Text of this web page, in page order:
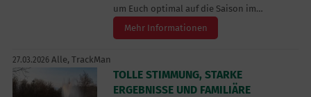
um Euch optimal auf die Saison im…
Mehr Informationen
27.03.2026 Alle, TrackMan
TOLLE STIMMUNG, STARKE
ERGEBNISSE UND FAMILIÄRE